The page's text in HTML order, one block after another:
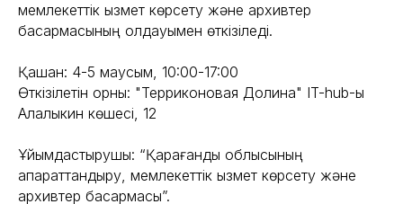
мемлекеттік қызмет көрсету және архивтер
басқармасының қолдауымен өткізіледі.
Қашан: 4-5 маусым, 10:00-17:00
Өткізілетін орны: "Терриконовая Долина" IT-hub-ы
Алалыкин көшесі, 12
Ұйымдастырушы: “Қарағанды облысының
ақпараттандыру, мемлекеттік қызмет көрсету және
архивтер басқармасы”.